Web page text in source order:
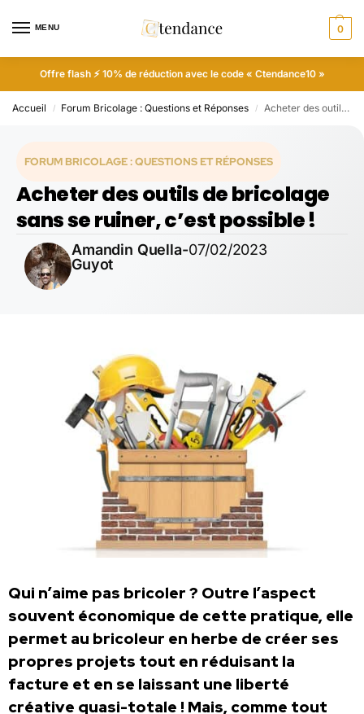
MENU 0
Offre flash ⚡ 10% de réduction avec le code « Ctendance10 »
Accueil / Forum Bricolage : Questions et Réponses / Acheter des outils de bricolage sans se ruiner, c’est possible !
FORUM BRICOLAGE : QUESTIONS ET RÉPONSES
Acheter des outils de bricolage
sans se ruiner, c’est possible !
Amandin Quella-
Guyot
07/02/2023
Qui n’aime pas bricoler ? Outre l’aspect
souvent économique de cette pratique, elle
permet au bricoleur en herbe de créer ses
propres projets tout en réduisant la
facture et en se laissant une liberté
créative quasi-totale ! Mais, comme tout